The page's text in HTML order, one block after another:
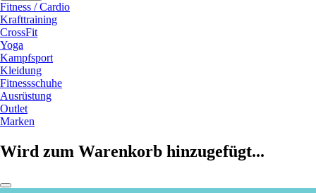
Fitness / Cardio
Krafttraining
CrossFit
Yoga
Kampfsport
Kleidung
Fitnessschuhe
Ausrüstung
Outlet
Marken
Wird zum Warenkorb hinzugefügt...